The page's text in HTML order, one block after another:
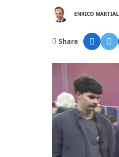
ENRICO MARTIAL
Share